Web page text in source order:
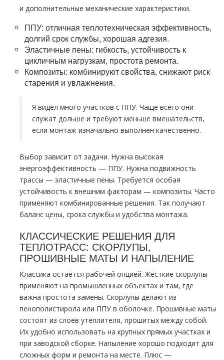
и дополнительные механические характеристики.
ППУ: отличная теплотехническая эффективность,
долгий срок службы, хорошая адгезия.
Эластичные пены: гибкость, устойчивость к
цикличным нагрузкам, простота ремонта.
Композиты: комбинируют свойства, снижают риск
старения и увлажнения.
Я видел много участков с ППУ. Чаще всего они
служат дольше и требуют меньше вмешательств,
если монтаж изначально выполнен качественно.
Выбор зависит от задачи. Нужна высокая
энергоэффективность — ППУ. Нужна подвижность
трассы — эластичные пены. Требуется особая
устойчивость к внешним факторам — композиты. Часто
применяют комбинированные решения. Так получают
баланс цены, срока службы и удобства монтажа.
КЛАССИЧЕСКИЕ РЕШЕНИЯ ДЛЯ
ТЕПЛОТРАСС: СКОРЛУПЫ,
ПРОШИВНЫЕ МАТЫ И НАПЫЛЕНИЕ
Классика остаётся рабочей опцией. Жёсткие скорлупы
применяют на промышленных объектах и там, где
важна простота замены. Скорлупы делают из
пенополистирола или ППУ в оболочке. Прошивные маты
состоят из слоёв утеплителя, прошитых между собой.
Их удобно использовать на крупных прямых участках и
при заводской сборке. Напыление хорошо подходит для
сложных форм и ремонта на месте. Плюс —